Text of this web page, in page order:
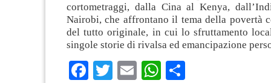
cortometraggi, dalla Cina al Kenya,
Nairobi, che affrontano il tema della povertà
del tutto originale, in cui lo sfruttamento
singole storie di rivalsa ed emancipazione
Facebook
TwitterEmailWhatsApp